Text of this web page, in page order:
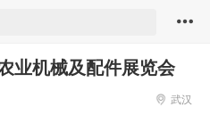
业机械及配件展览会
武汉